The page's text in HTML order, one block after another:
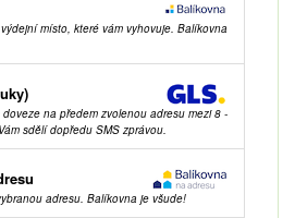
místo, které vám vyhovuje. Balíkovna
na předem zvolenou adresu mezi 8 -
sdělí dopředu SMS zprávou.
adresu. Balíkovna je všude!